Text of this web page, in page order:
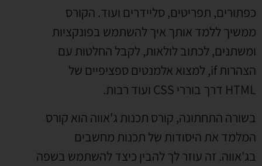
כפתורים, תפריטים, סליידרים ועוד. הקורס
ממשיך ללמד אותך איך להשתמש בפונקציות
ומשתנים, לכתוב לולאות, לקבל החלטות עם
הצהרות if, למצוא אלמנטים ספציפיים של
HTML דרך בוררי CSS ועוד רבות.
בשורה התחתונה, קורס תכנות ג'אווה הוא קורס
המלמד את היסודות של תכנות מחשבים
בג'אווה. זה עוזר לך להבין כיצד להשתמש בשפה